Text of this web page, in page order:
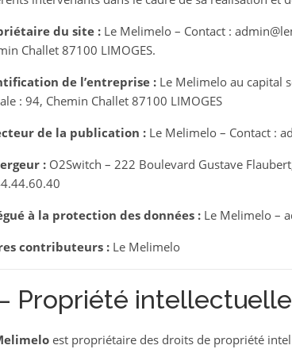
du site : Le Melimelo– Contact :
Challet 87100 LIMOGES.
de l’entreprise : Le Melimeloau capital
: 94, Chemin Challet 87100 LIMOGES
de la publication : Le Melimelo– Contact :
: O2Switch – 222 Boulevard Gustave
à la protection des données : Le Melimelo–
contributeurs : Le Melimelo
Propriété
est propriétaire des droits de propriété